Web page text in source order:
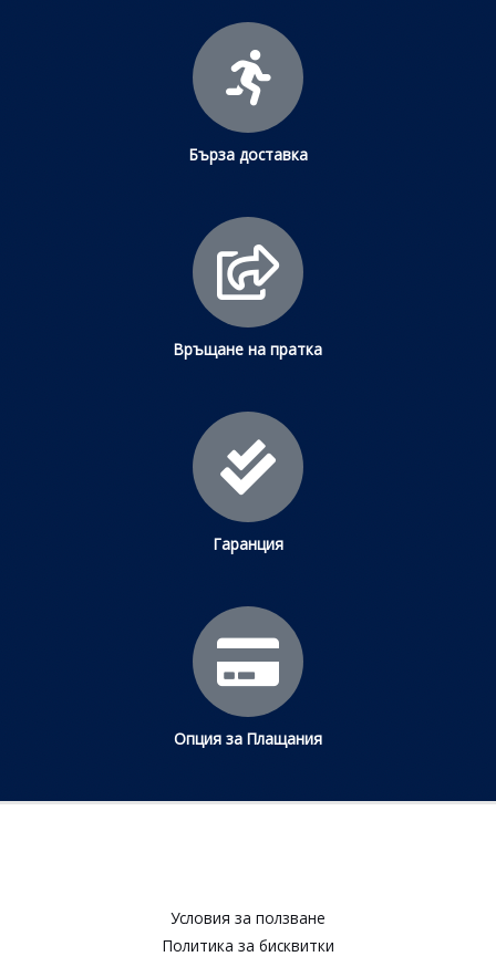
Бърза доставка
Връщане на пратка
Гаранция
Опция за Плащания
Условия за ползване​
Политика за бисквитки​